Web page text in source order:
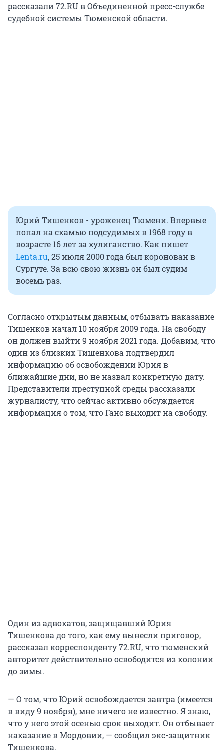
рассказали 72.RU в Объединенной пресс-службе
судебной системы Тюменской области.
Юрий Тишенков - уроженец Тюмени. Впервые
попал на скамью подсудимых в 1968 году в
возрасте 16 лет за хулиганство. Как пишет
Lenta.ru, 25 июля 2000 года был коронован в
Сургуте. За всю свою жизнь он был судим
восемь раз.
Согласно открытым данным, отбывать наказание
Тишенков начал 10 ноября 2009 года. На свободу
он должен выйти 9 ноября 2021 года. Добавим, что
один из близких Тишенкова подтвердил
информацию об освобождении Юрия в
ближайшие дни, но не назвал конкретную дату.
Представители преступной среды рассказали
журналисту, что сейчас активно обсуждается
информация о том, что Ганс выходит на свободу.
Один из адвокатов, защищавший Юрия
Тишенкова до того, как ему вынесли приговор,
рассказал корреспонденту 72.RU, что тюменский
авторитет действительно освободится из колонии
до зимы.
— О том, что Юрий освобождается завтра (имеется
в виду 9 ноября), мне ничего не известно. Я знаю,
что у него этой осенью срок выходит. Он отбывает
наказание в Мордовии, — сообщил экс-защитник
Тишенкова.